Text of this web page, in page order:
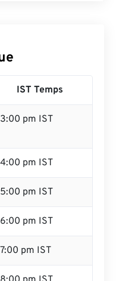
IST Temps
pm IST
pm IST
pm IST
pm IST
pm IST